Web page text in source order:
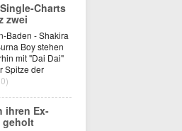
Charts
zwei
Baden - Shakira
Boy stehen
mit "Dai Dai"
Spitze der
ihren Ex-
geholt